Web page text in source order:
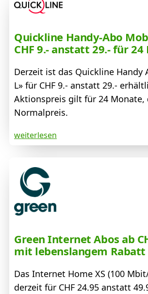
Quickline Handy-Abo
CHF 9.- anstatt 29.- für
Derzeit ist das Quickline Handy
L» für CHF 9.- anstatt 29.-
Aktionspreis gilt für 24 Monate,
Normalpreis.
weiterlesen
Green Internet Abos ab
mit lebenslangem Rabatt
Das Internet Home XS (100
derzeit für CHF 24.95 anstatt